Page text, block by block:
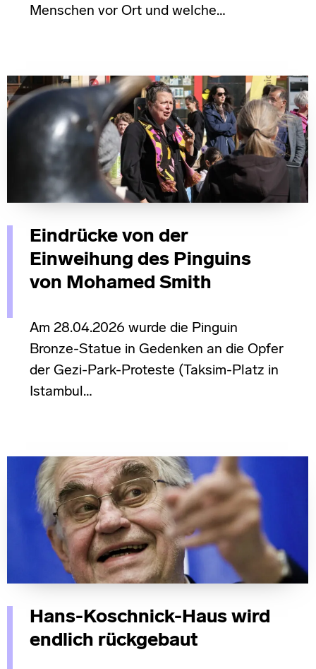
Menschen vor Ort und welche…
Eindrücke von der
Einweihung des Pinguins
von Mohamed Smith
Am 28.04.2026 wurde die Pinguin
Bronze-Statue in Gedenken an die Opfer
der Gezi-Park-Proteste (Taksim-Platz in
Istambul…
Hans-Koschnick-Haus wird
endlich rückgebaut